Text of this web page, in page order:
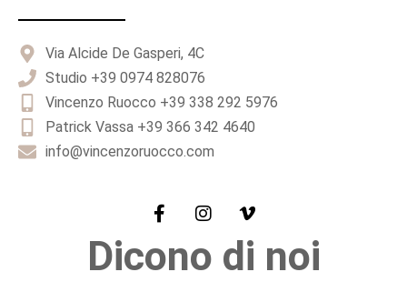
Via Alcide De Gasperi, 4C
Studio +39 0974 828076
Vincenzo Ruocco +39 338 292 5976
Patrick Vassa +39 366 342 4640
info@vincenzoruocco.com
Dicono di noi